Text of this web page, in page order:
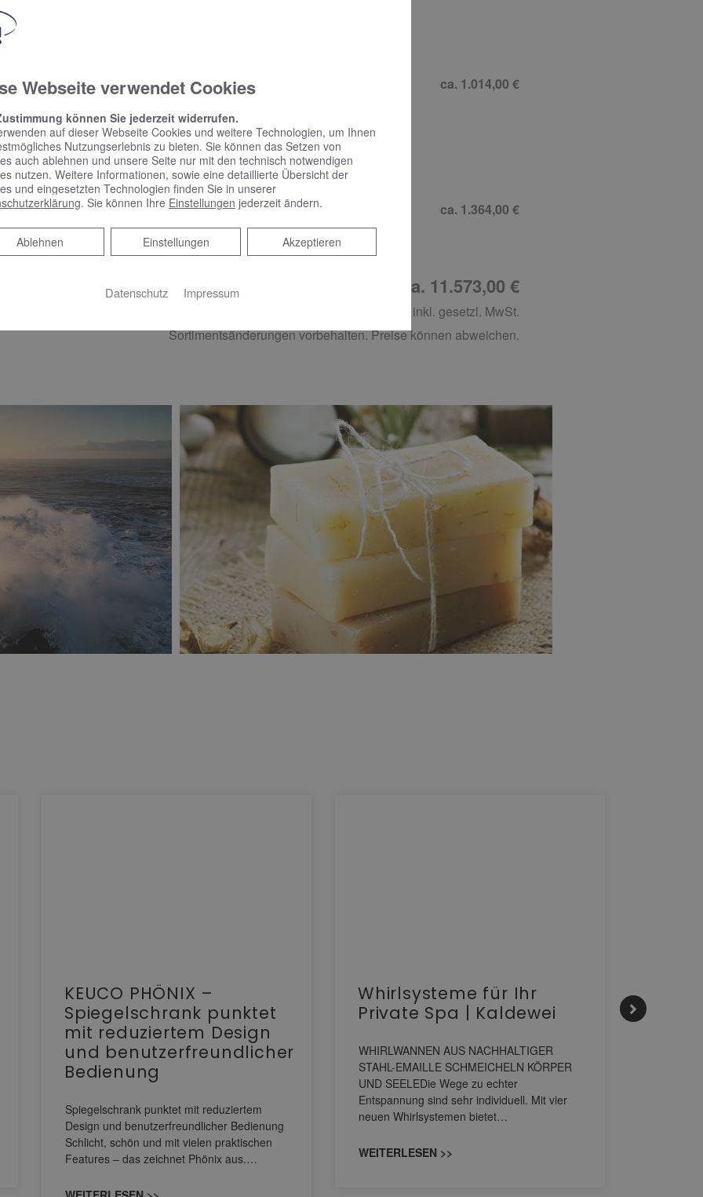
CONEL WC-Element VIS für Trockenbau mit Wandhalter, 112 cm
ca. 1.014,00 €
COSMO Wien Bad- und Designheizkörper, 175,3 x 60 cm, RAL 9016
ca. 1.364,00 €
Badeinrichtung: ca. 11.573,00 €
inkl. gesetzl. MwSt.
Sortimentsänderungen vorbehalten. Preise können abweichen.
KEUCO PHÖNIX –
Spiegelschrank punktet
mit reduziertem Design
und benutzerfreundlicher
Bedienung
Spiegelschrank punktet mit reduziertem
Design und benutzerfreundlicher Bedienung
Schlicht, schön und mit vielen praktischen
Features – das zeichnet Phönix aus.…
Whirlsysteme für Ihr
Private Spa | Kaldewei
WHIRLWANNEN AUS NACHHALTIGER
STAHL-EMAILLE SCHMEICHELN KÖRPER
UND SEELEDie Wege zu echter
Entspannung sind sehr individuell. Mit vier
neuen Whirlsystemen bietet…
WEITERLESEN >>
Webseite verwendet Cookies
können Sie jederzeit widerrufen.
auf dieser Webseite Cookies und weitere Technologien, um Ihnen
Nutzungserlebnis zu bieten. Sie können das Setzen von
auch ablehnen und unsere Seite nur mit den technisch notwendigen
nutzen. Weitere Informationen, sowie eine detaillierte Übersicht der
und eingesetzten Technologien finden Sie in unserer
. Sie können Ihre Einstellungen jederzeit ändern.
Akzeptieren
Einstellungen
Ablehnen
Ablehnen
Datenschutz Impressum